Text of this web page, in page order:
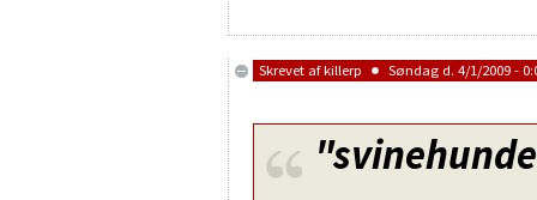
Skrevet afkillerp Søndag d. 4/1/2009 -